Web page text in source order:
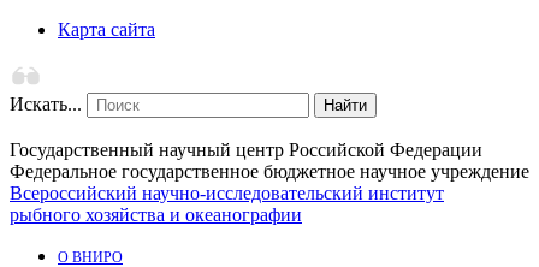
Карта сайта
Искать... Найти
Государственный научный центр Российской Федерации
Федеральное государственное бюджетное научное учреждение
Всероссийский научно-исследовательский институт
рыбного хозяйства и океанографии
О ВНИРО